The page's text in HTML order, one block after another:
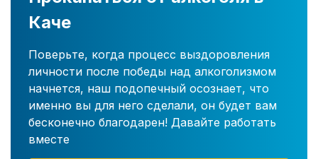
Каче
Поверьте, когда процесс выздоровления
личности после победы над алкоголизмом
начнется, наш подопечный осознает, что
именно вы для него сделали, он будет вам
бесконечно благодарен! Давайте работать
вместе